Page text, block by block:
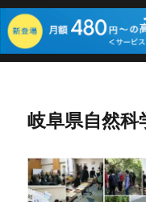
岐阜県自然